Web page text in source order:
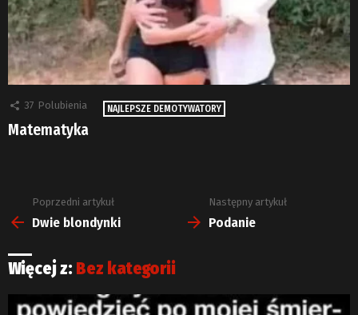
37 Polubienia NAJLEPSZE DEMOTYWATORY
Matematyka
Zobacz
więcej
Poprzedni artykuł
Dwie blondynki
Następny artykuł
Podanie
Więcej z: Bez kategorii